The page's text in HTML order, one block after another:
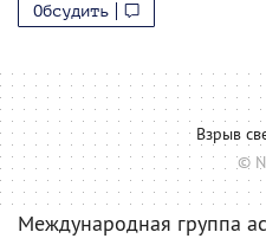
Обсудить
Взрыв
©
Международная группа